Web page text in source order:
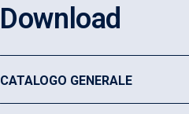
Forza di ritenuta di 10 kN
Download
CATALOGO GENERALE